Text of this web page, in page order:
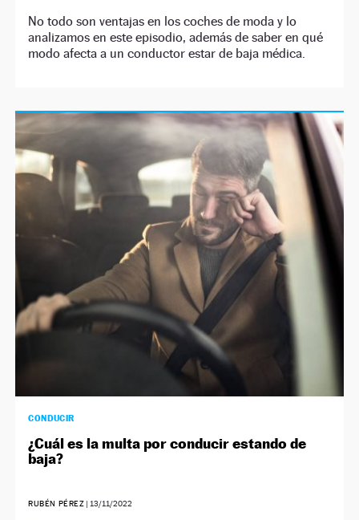
No todo son ventajas en los coches de moda y lo
analizamos en este episodio, además de saber en qué
modo afecta a un conductor estar de baja médica.
CONDUCIR
¿Cuál es la multa por conducir estando de
baja?
RUBÉN PÉREZ | 13/11/2022